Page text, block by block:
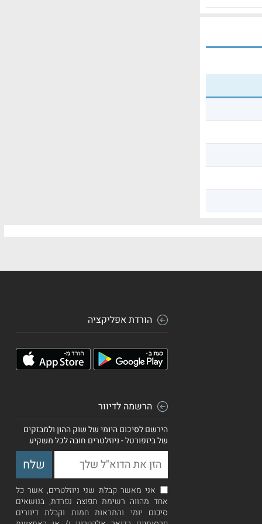
הורדת אפליקציה
הרשמה לדיוור
הירשם לסיכום היומי של שוק ההון ולמבזקים
של ביזפורטל - ניוזלטרים חובה לכל משקיע
אני מאשר קבלת שני ניוזלטרים, אשר כל
אחד מהווה רשימת תפוצה נפרדת, בנושאים
סיכום יומי והתראות חמות וקבלת דיוורים